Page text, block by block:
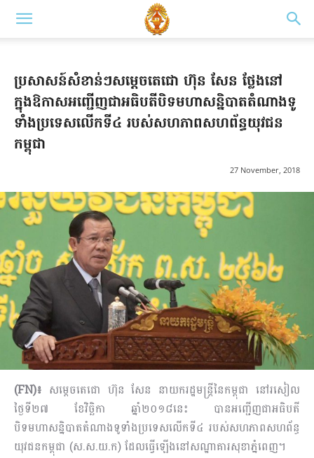
ប្រសាសន៍សំខាន់ៗសម្តេចតេជោ ហ៊ុន សែន ថ្លែងនៅ
ក្នុងឱកាសអញ្ជើញជាអធិបតីបិទមហាសន្និបាតតំណាងទូ
ទាំងប្រទេសលើកទី៤ របស់សហភាពសហព័ន្ធយុវជន
កម្ពុជា
27 November, 2018
(FN)៖ សម្តេចតេជោ ហ៊ុន សែន នាយករដ្ឋមន្ត្រីនៃកម្ពុជា នៅរសៀល
ថ្ងៃទី២៧ ខែវិច្ឆិកា ឆ្នាំ២០១៨នេះ បានអញ្ជើញជាអធិបតី
បិទមហាសន្និបាតតំណាងទូទាំងប្រទេសលើកទី៤ របស់សហភាពសហព័ន្ធ
យុវជនកម្ពុជា (ស.ស.យ.ក) ដែលធ្វើឡើងនៅសណ្ឋាគារសុខាភ្នំពេញ។